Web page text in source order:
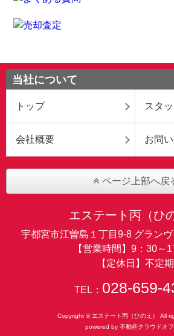
当社について
トップ スタ
会社概要 お問
ページ上部へ戻
エステート丙（ひ
宇都宮市江曽島１丁目9-8 グラン
【営業時間】9：30～
【定休日】不定期
TEL： 028-659-
Copyright © エステート丙（ひのえ） All
powered by 不動産クラウドオフ